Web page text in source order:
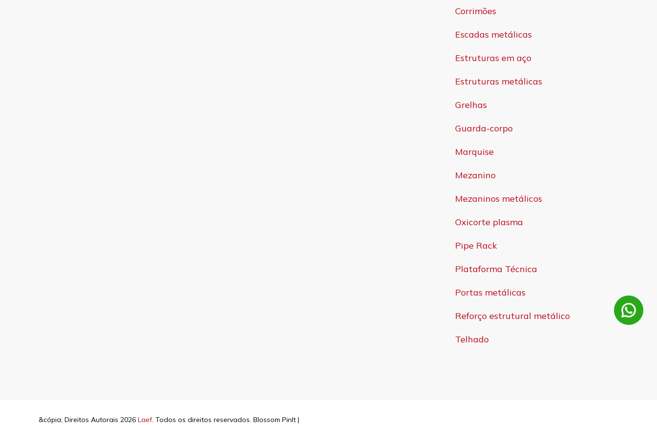
Corrimões
Escadas metálicas
Estruturas em aço
Estruturas metálicas
Grelhas
Guarda-corpo
Marquise
Mezanino
Mezaninos metálicos
Oxicorte plasma
Pipe Rack
Plataforma Técnica
Portas metálicas
Reforço estrutural metálico
Telhado
&cópia; Direitos Autorais 2026 Laef. Todos os direitos reservados. Blossom PinIt |